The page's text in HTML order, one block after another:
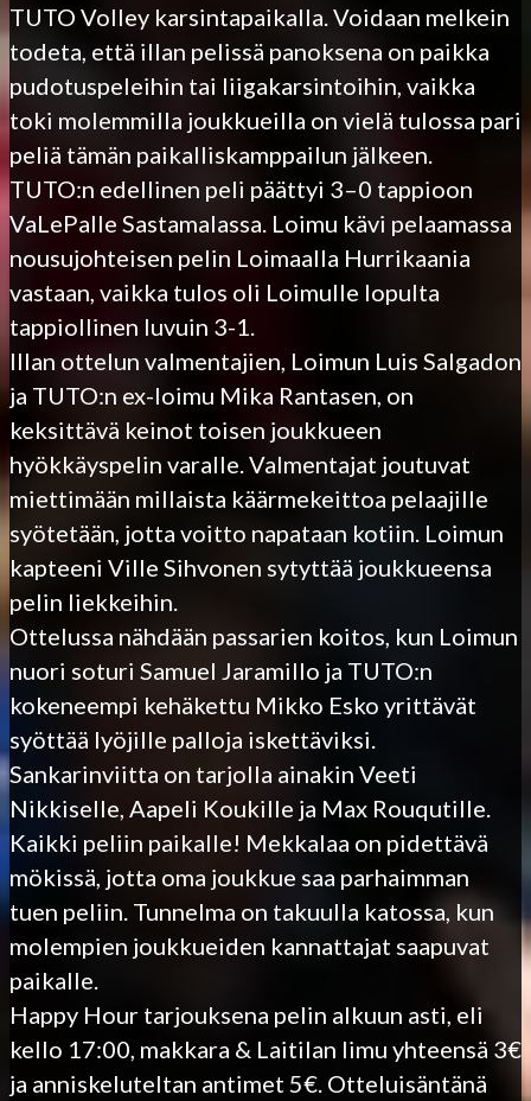
TUTO Volley karsintapaikalla. Voidaan melkein
todeta, että illan pelissä panoksena on paikka
pudotuspeleihin tai liigakarsintoihin, vaikka
toki molemmilla joukkueilla on vielä tulossa pari
peliä tämän paikalliskamppailun jälkeen.
TUTO:n edellinen peli päättyi 3–0 tappioon
VaLePalle Sastamalassa. Loimu kävi pelaamassa
nousujohteisen pelin Loimaalla Hurrikaania
vastaan, vaikka tulos oli Loimulle lopulta
tappiollinen luvuin 3-1.
Illan ottelun valmentajien, Loimun Luis Salgadon
ja TUTO:n ex-loimu Mika Rantasen, on
keksittävä keinot toisen joukkueen
hyökkäyspelin varalle. Valmentajat joutuvat
miettimään millaista käärmekeittoa pelaajille
syötetään, jotta voitto napataan kotiin. Loimun
kapteeni Ville Sihvonen sytyttää joukkueensa
pelin liekkeihin.
Ottelussa nähdään passarien koitos, kun Loimun
nuori soturi Samuel Jaramillo ja TUTO:n
kokeneempi kehäkettu Mikko Esko yrittävät
syöttää lyöjille palloja iskettäviksi.
Sankarinviitta on tarjolla ainakin Veeti
Nikkiselle, Aapeli Koukille ja Max Rouqutille.
Kaikki peliin paikalle! Mekkalaa on pidettävä
mökissä, jotta oma joukkue saa parhaimman
tuen peliin. Tunnelma on takuulla katossa, kun
molempien joukkueiden kannattajat saapuvat
paikalle.
Happy Hour tarjouksena pelin alkuun asti, eli
kello 17:00, makkara & Laitilan limu yhteensä 3€
ja anniskeluteltan antimet 5€. Otteluisäntänä